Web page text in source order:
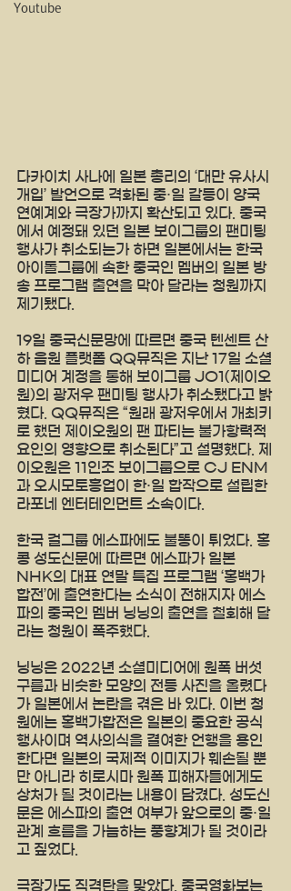
Youtube
다카이치 사나에 일본 총리의 ‘대만 유사시
개입’ 발언으로 격화된 중·일 갈등이 양국
연예계와 극장가까지 확산되고 있다. 중국
에서 예정돼 있던 일본 보이그룹의 팬미팅
행사가 취소되는가 하면 일본에서는 한국
아이돌그룹에 속한 중국인 멤버의 일본 방
송 프로그램 출연을 막아 달라는 청원까지
제기됐다.
19일 중국신문망에 따르면 중국 텐센트 산
하 음원 플랫폼 QQ뮤직은 지난 17일 소셜
미디어 계정을 통해 보이그룹 JO1(제이오
원)의 광저우 팬미팅 행사가 취소됐다고 밝
혔다. QQ뮤직은 “원래 광저우에서 개최키
로 했던 제이오원의 팬 파티는 불가항력적
요인의 영향으로 취소된다”고 설명했다. 제
이오원은 11인조 보이그룹으로 CJ ENM
과 오시모토흥업이 한·일 합작으로 설립한
라포네 엔터테인먼트 소속이다.
한국 걸그룹 에스파에도 불똥이 튀었다. 홍
콩 성도신문에 따르면 에스파가 일본
NHK의 대표 연말 특집 프로그램 ‘홍백가
합전’에 출연한다는 소식이 전해지자 에스
파의 중국인 멤버 닝닝의 출연을 철회해 달
라는 청원이 폭주했다.
닝닝은 2022년 소셜미디어에 원폭 버섯
구름과 비슷한 모양의 전등 사진을 올렸다
가 일본에서 논란을 겪은 바 있다. 이번 청
원에는 홍백가합전은 일본의 중요한 공식
행사이며 역사의식을 결여한 언행을 용인
한다면 일본의 국제적 이미지가 훼손될 뿐
만 아니라 히로시마 원폭 피해자들에게도
상처가 될 것이라는 내용이 담겼다. 성도신
문은 에스파의 출연 여부가 앞으로의 중·일
관계 흐름을 가늠하는 풍향계가 될 것이라
고 짚었다.
극장가도 직격탄을 맞았다. 중국영화보는